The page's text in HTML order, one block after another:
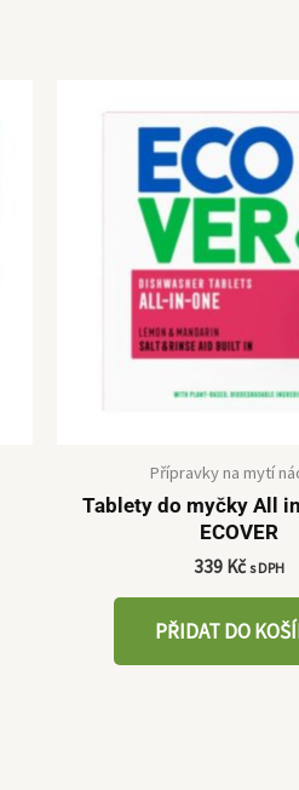
Přípravky na mytí
Tablety do myčky All
ECOVER
339 Kč s DPH
PŘIDAT DO